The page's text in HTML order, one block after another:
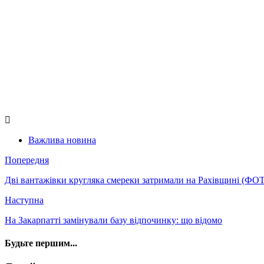
Важлива новина
Попередня
Дві вантажівки кругляка смереки затримали на Рахівщині
Наступна
На Закарпатті замінували базу відпочинку: що відомо
Будьте першим...